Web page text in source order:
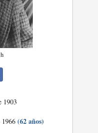
1903
1966(62 años)